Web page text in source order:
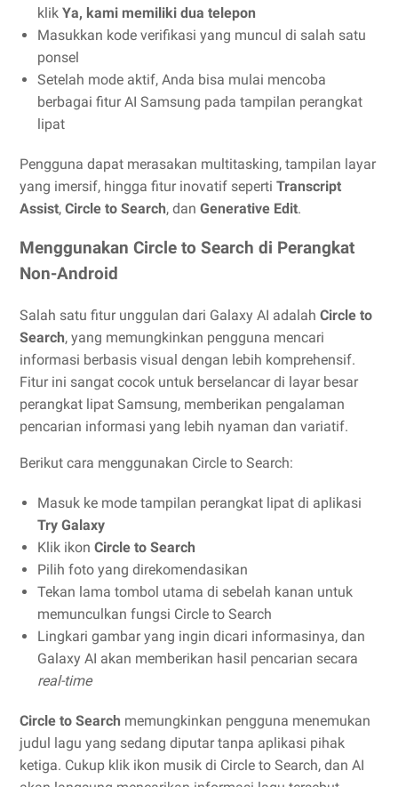
klik Ya, kami memiliki dua telepon
Masukkan kode verifikasi yang muncul di salah satu
ponsel
Setelah mode aktif, Anda bisa mulai mencoba
berbagai fitur AI Samsung pada tampilan perangkat
lipat
Pengguna dapat merasakan multitasking, tampilan layar
yang imersif, hingga fitur inovatif seperti Transcript
Assist, Circle to Search, dan Generative Edit.
Menggunakan Circle to Search di Perangkat
Non-Android
Salah satu fitur unggulan dari Galaxy AI adalah Circle to
Search, yang memungkinkan pengguna mencari
informasi berbasis visual dengan lebih komprehensif.
Fitur ini sangat cocok untuk berselancar di layar besar
perangkat lipat Samsung, memberikan pengalaman
pencarian informasi yang lebih nyaman dan variatif.
Berikut cara menggunakan Circle to Search:
Masuk ke mode tampilan perangkat lipat di aplikasi
Try Galaxy
Klik ikon Circle to Search
Pilih foto yang direkomendasikan
Tekan lama tombol utama di sebelah kanan untuk
memunculkan fungsi Circle to Search
Lingkari gambar yang ingin dicari informasinya, dan
Galaxy AI akan memberikan hasil pencarian secara
real-time
Circle to Search memungkinkan pengguna menemukan
judul lagu yang sedang diputar tanpa aplikasi pihak
ketiga. Cukup klik ikon musik di Circle to Search, dan AI